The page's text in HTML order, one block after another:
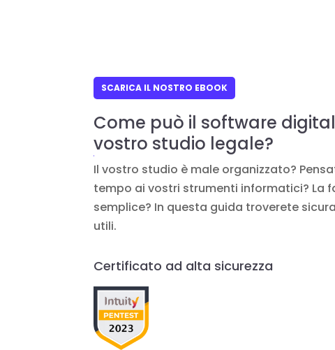
SCARICA IL NOSTRO EBOOK
Come può il software
vostro studio legale?
Il vostro studio è male organizzato?
tempo ai vostri strumenti informatici? La
semplice? In questa guida troverete
utili.
Certificato ad alta sicurezza